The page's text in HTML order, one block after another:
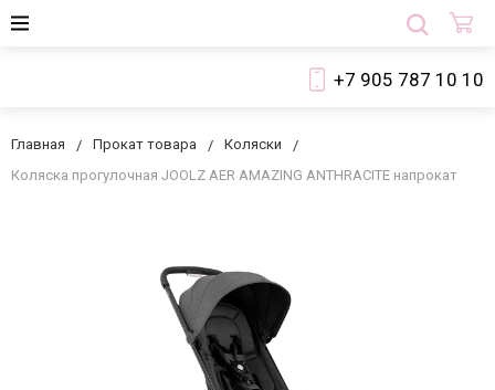
+7 905 787 10 10
Главная Прокат товара
Коляски
Коляска прогулочная JOOLZ AER AMAZING ANTHRACITE напрокат